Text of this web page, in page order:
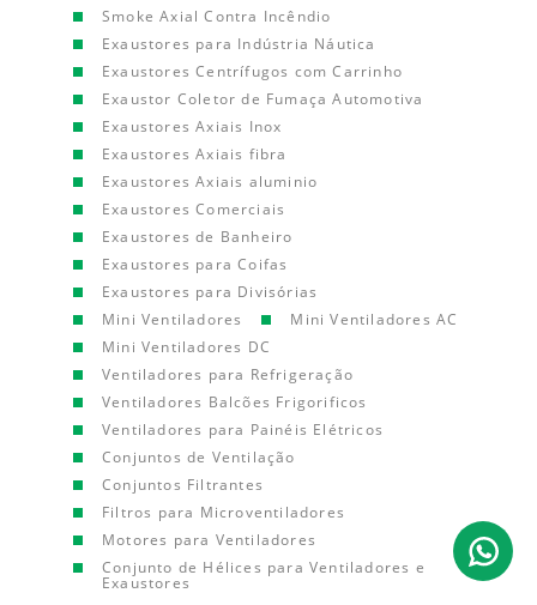
Smoke Axial Contra Incêndio
Exaustores para Indústria Náutica
Exaustores Centrífugos com Carrinho
Exaustor Coletor de Fumaça Automotiva
Exaustores Axiais Inox
Exaustores Axiais fibra
Exaustores Axiais aluminio
Exaustores Comerciais
Exaustores de Banheiro
Exaustores para Coifas
Exaustores para Divisórias
Mini Ventiladores
Mini Ventiladores AC
Mini Ventiladores DC
Ventiladores para Refrigeração
Ventiladores Balcões Frigorificos
Ventiladores para Painéis Elétricos
Conjuntos de Ventilação
Conjuntos Filtrantes
Filtros para Microventiladores
Motores para Ventiladores
Conjunto de Hélices para Ventiladores e
Exaustores